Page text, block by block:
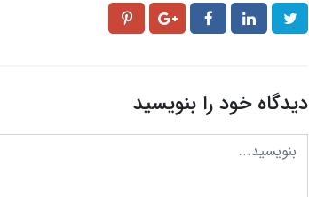
دیدگاه خود را بنویسید